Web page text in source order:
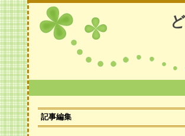
記事編集